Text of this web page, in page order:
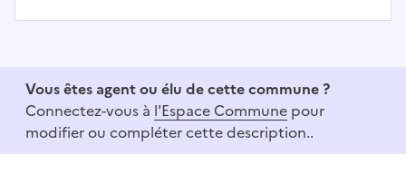
f
Vous êtes agent ou élu de cette commune ?
Connectez-vous à l'Espace Commune pour
modifier ou compléter cette description..